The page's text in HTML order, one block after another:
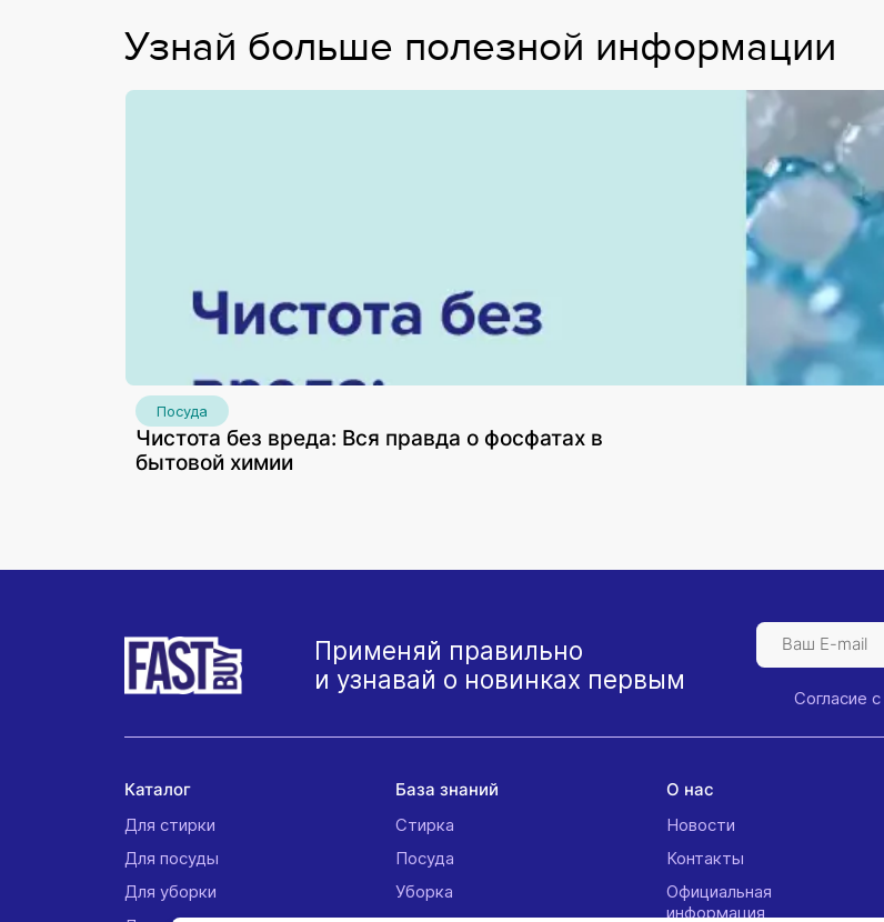
Узнай больше полезной информации
Посуда
Чистота без вреда: Вся правда о фосфатах в
бытовой химии
Применяй правильно
и узнавай о новинках первым
Согласие с
Каталог
Для стирки
Для посуды
Для уборки
База знаний
Стирка
Посуда
Уборка
О нас
Новости
Контакты
Официальная
информация